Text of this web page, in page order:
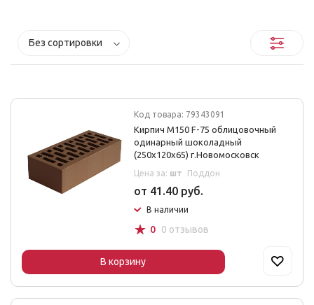
Без сортировки
Код товара: 79343091
Кирпич М150 F-75 облицовочный
одинарный шоколадный
(250х120х65) г.Новомосковск
Цена за: шт Поддон
от 41.40 руб.
В наличии
☆ 0 0 отзывов
В корзину